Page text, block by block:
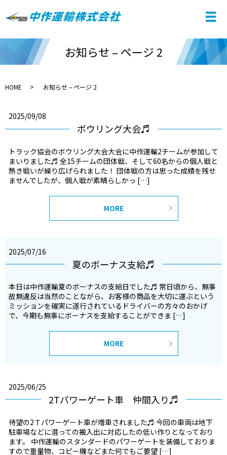
お知らせ – ページ 2
HOME お知らせ – ページ 2
2025/09/08
ボウリング大会♬
トラック協会のボウリング大会大会に中作運輸2チームが参加して
まいりました♬ 全15チームの団体戦、そして60名からの個人戦と
熱き戦いが繰り広げられました！ 団体戦の方は思った成績を残せ
ませんでしたが、個人戦が素晴らしかっ […]
MORE
2025/07/16
夏のボーナス支給♬
本日は中作運輸夏のボーナスの支給日でした♬ 常日頃から、無事
故無違反は当然のことながら、お客様の商品を大切に運ぶという
ミッションを確実に遂行されているドライバーの方々のおかげ
で、今期も無事にボーナスを支給することができま […]
MORE
2025/06/25
2Tパワーゲート車 仲間入り♬
待望の2Ｔパワーゲート車が増車されました♬ 今回の車両は地下
駐車場などに潜っての搬入出に対応したの低い作りとなっており
ます。 中作運輸のスタンダードのパワーゲートを装備しておりま
すので重量物、コピー機などまた何でもご要望 […]